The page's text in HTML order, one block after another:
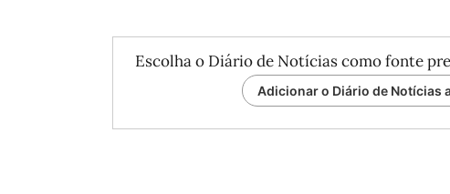
Escolha o Diário de Notícias como fonte
Adicionar o Diário de Notícias